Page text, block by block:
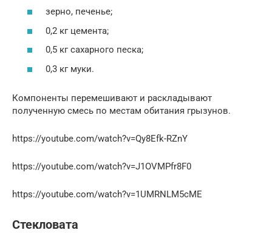
зерно, печенье;
0,2 кг цемента;
0,5 кг сахарного песка;
0,3 кг муки.
Компоненты перемешивают и раскладывают
полученную смесь по местам обитания грызунов.
https://youtube.com/watch?v=Qy8Efk-RZnY
https://youtube.com/watch?v=J1OVMPfr8F0
https://youtube.com/watch?v=1UMRNLM5cME
Стекловата